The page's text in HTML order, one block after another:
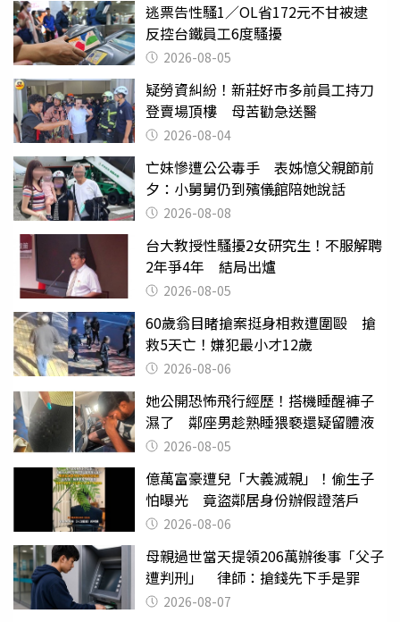
逃票告性騷1／OL省172元不甘被逮
反控台鐵員工6度騷擾
2026-08-05
疑勞資糾紛！新莊好市多前員工持刀
登賣場頂樓 母苦勸急送醫
2026-08-04
亡妹慘遭公公毒手 表姊憶父親節前
夕：小舅舅仍到殯儀館陪她說話
2026-08-08
台大教授性騷擾2女研究生！不服解聘
2年爭4年 結局出爐
2026-08-05
60歲翁目睹搶案挺身相救遭圍毆 搶
救5天亡！嫌犯最小才12歲
2026-08-06
她公開恐怖飛行經歷！搭機睡醒褲子
濕了 鄰座男趁熟睡猥褻還疑留體液
2026-08-05
億萬富豪遭兒「大義滅親」！偷生子
怕曝光 竟盜鄰居身份辦假證落戶
2026-08-06
母親過世當天提領206萬辦後事「父子
遭判刑」 律師：搶錢先下手是罪
2026-08-07